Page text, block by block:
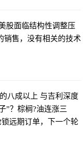
股面临结构性调整压
销售，没有相关的技术
八成以上 与吉利深度
”？ 棕榈?油连涨三
远期订单，下一个轮